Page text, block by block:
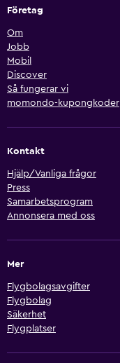
Företag
Om
Jobb
Mobil
Discover
Så fungerar vi
momondo-kupongkoder
Kontakt
Hjälp/Vanliga frågor
Press
Samarbetsprogram
Annonsera med oss
Mer
Flygbolagsavgifter
Flygbolag
Säkerhet
Flygplatser